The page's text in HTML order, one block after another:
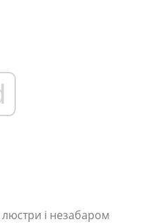
і незабаром